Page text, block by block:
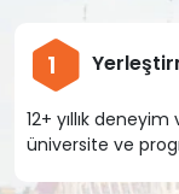
1
12+ yıllık
üniversite ve